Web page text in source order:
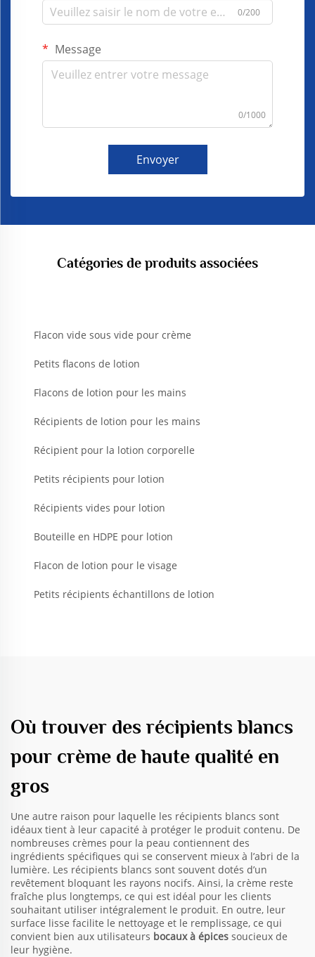
0/200
Message
0/1000
Envoyer
Catégories de produits associées
Flacon vide sous vide pour crème
Petits flacons de lotion
Flacons de lotion pour les mains
Récipients de lotion pour les mains
Récipient pour la lotion corporelle
Petits récipients pour lotion
Récipients vides pour lotion
Bouteille en HDPE pour lotion
Flacon de lotion pour le visage
Petits récipients échantillons de lotion
Où trouver des récipients blancs
pour crème de haute qualité en
gros
Une autre raison pour laquelle les récipients blancs sont
idéaux tient à leur capacité à protéger le produit contenu. De
nombreuses crèmes pour la peau contiennent des
ingrédients spécifiques qui se conservent mieux à l’abri de la
lumière. Les récipients blancs sont souvent dotés d’un
revêtement bloquant les rayons nocifs. Ainsi, la crème reste
fraîche plus longtemps, ce qui est idéal pour les clients
souhaitant utiliser intégralement le produit. En outre, leur
surface lisse facilite le nettoyage et le remplissage, ce qui
convient bien aux utilisateurs bocaux à épices soucieux de
leur hygiène.